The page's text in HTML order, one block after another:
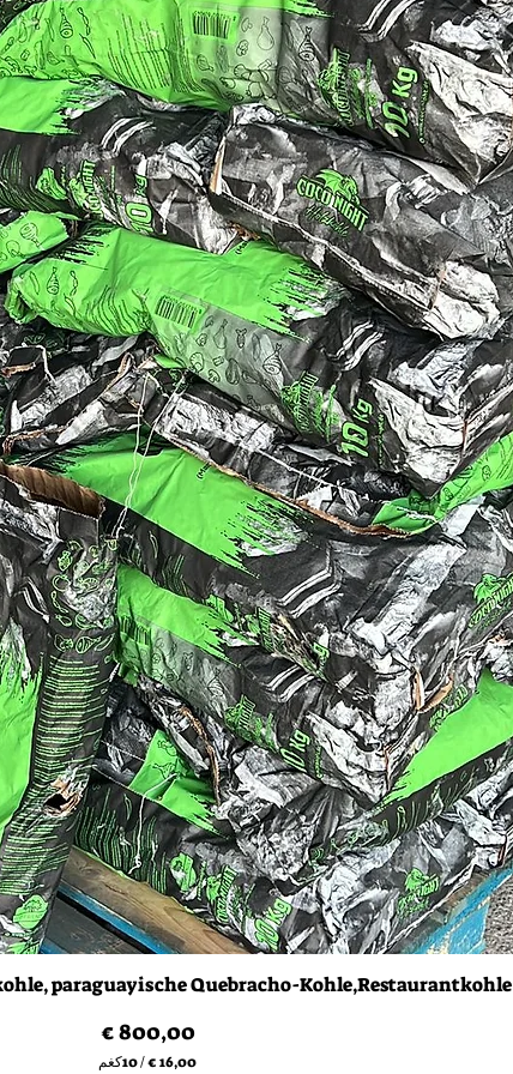
العرض السريع
paraguayische Quebracho-Kohle,Restaurantkohle
السعر‏800,00 €
/10كغم